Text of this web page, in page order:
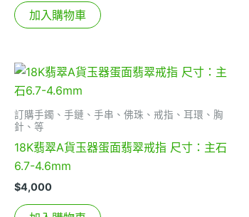
加入購物車
訂購手鐲、手鏈、手串、佛珠、戒指、耳環、胸
針、等
18K翡翠A貨玉器蛋面翡翠戒指 尺寸：主石
6.7-4.6mm
$4,000